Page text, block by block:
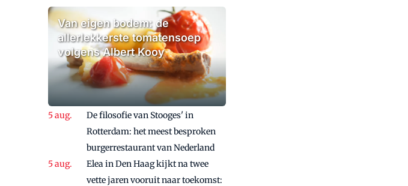
Van eigen bodem: de
allerlekkerste tomatensoep
volgens Albert Kooy
De filosofie van Stooges' in
Rotterdam: het meest besproken
burgerrestaurant van Nederland
Elea in Den Haag kijkt na twee
vette jaren vooruit naar toekomst: